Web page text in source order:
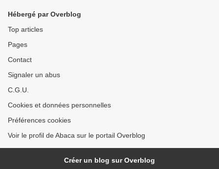
Hébergé par Overblog
Top articles
Pages
Contact
Signaler un abus
C.G.U.
Cookies et données personnelles
Préférences cookies
Voir le profil de Abaca sur le portail Overblog
Créer un blog sur Overblog